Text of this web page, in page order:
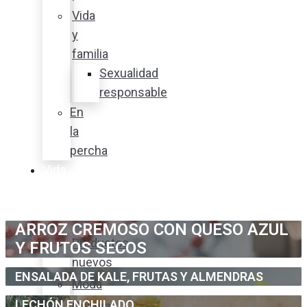
Vida
y
familia
Sexualidad
responsable
En
la
percha
Productos
nuevos
Moda
ARROZ CREMOSO CON QUESO AZUL
Y FRUTOS SECOS
ENSALADA DE KALE, FRUTAS Y ALMENDRAS